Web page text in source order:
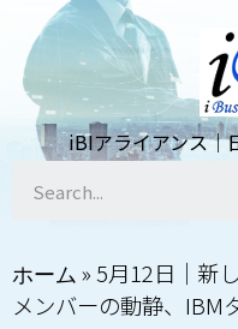
iBIアライアンス｜
ホーム »5月12日｜新
メンバーの動静、IBM